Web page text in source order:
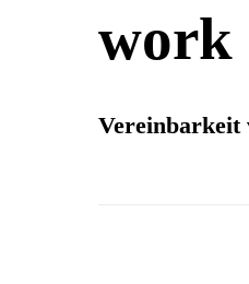
work
Vereinbarkeit